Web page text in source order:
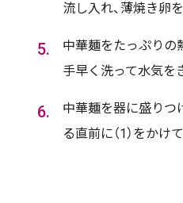
流し入れ、薄焼き卵
中華麺をたっぷりの
手早く洗って水気を
中華麺を器に盛りつ
る直前に（1）をかけ